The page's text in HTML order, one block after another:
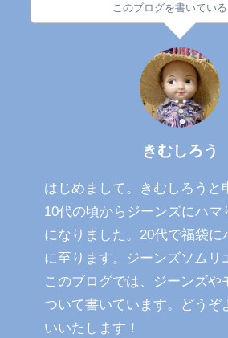
このブログを書いている
きむしろう
はじめまして。きむしろうと
10代の頃からジーンズにハマ
になりました。20代で福袋に
に至ります。ジーンズソムリ
このブログでは、ジーンズや
ついて書いています。どうぞ
いいたします！